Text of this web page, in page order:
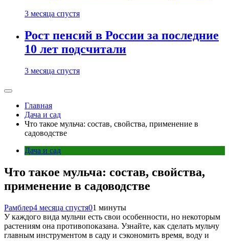
3 месяца спустя
Рост пенсий в России за последние
10 лет подсчитали
3 месяца спустя
Главная
Дача и сад
Что такое мульча: состав, свойства, применение в
садоводстве
Дача и сад
Что такое мульча: состав, свойства,
применение в садоводстве
Рамблер4 месяца спустя01 минуты
У каждого вида мульчи есть свои особенности, но некоторым
растениям она противопоказана. Узнайте, как сделать мульчу
главным инструментом в саду и сэкономить время, воду и